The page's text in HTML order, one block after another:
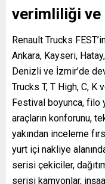
verimliliği ve
Renault Trucks
Ankara, Kayseri,
Denizli ve İzmir’de
Trucks T, T High, C, K
Festival boyunca, filo
araçların konforunu,
yakından inceleme
yurt içi nakliye
serisi çekiciler,
serisi kamyonlar,